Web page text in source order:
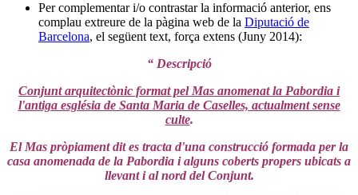
Per complementar i/o contrastar la informació anterior, ens
complau extreure de la pàgina web de la Diputació de
Barcelona, el següent text, força extens (Juny 2014):
“ Descripció
Conjunt arquitectònic format pel Mas anomenat la Pabordia i
l'antiga església de Santa Maria de Caselles, actualment sense
culte.
El Mas pròpiament dit es tracta d'una construcció formada per la
casa anomenada de la Pabordia i alguns coberts propers ubicats a
llevant i al nord del Conjunt.